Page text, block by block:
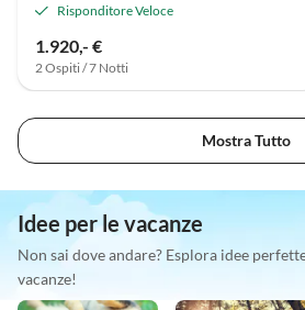
Risponditore Veloce
1.920,- €
2 Ospiti / 7 Notti
Mostra Tutto
Idee per le vacanze
Non sai dove andare? Esplora idee
vacanze!